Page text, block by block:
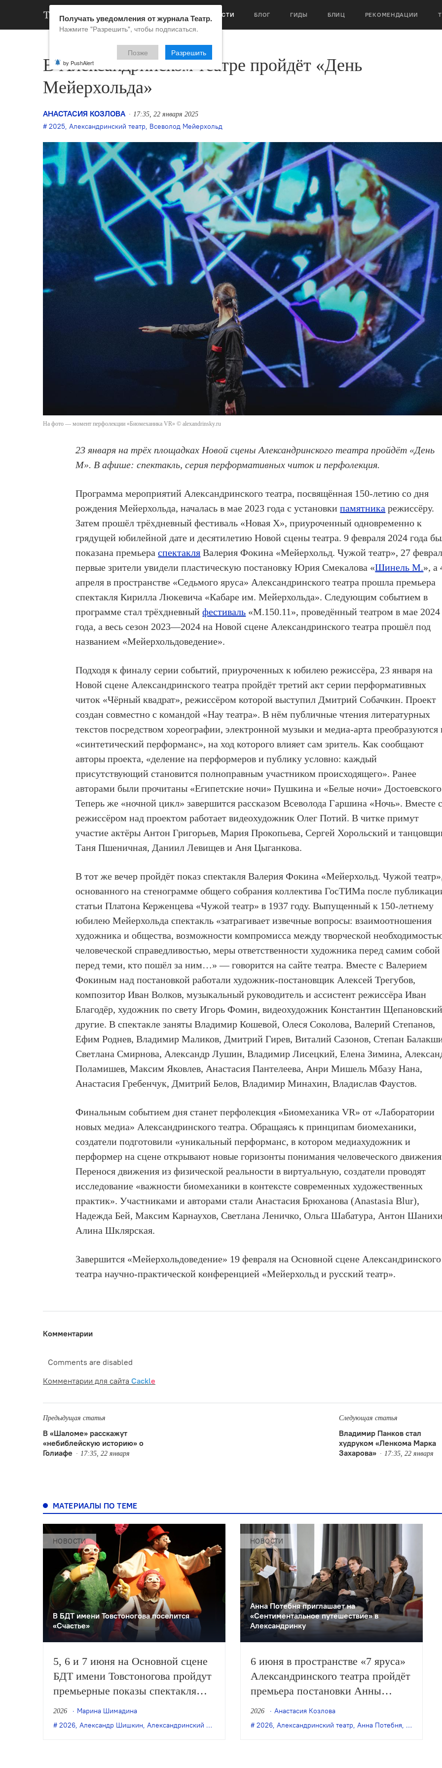
НОВОСТИ БЛОГ ГИДЫ БЛИЦ РЕКОМЕНДАЦИИ
В Александринском театре пройдёт «День
Мейерхольда»
АНАСТАСИЯ КОЗЛОВА 17:35, 22 января 2025
2025, Александринский театр, Всеволод Мейерхольд
На фото — момент перфолекции «Биомеханика VR» © alexandrinsky.ru
23 января на трёх площадках Новой сцены Александринского театра пройдëт «День
М». В афише: спектакль, серия перформативных читок и перфолекция.
Программа мероприятий Александринского театра, посвящённая 150-летию со дня
рождения Мейерхольда, началась в мае 2023 года с установкипамятника режиссёру.
Затем прошёл трёхдневный фестиваль «Новая Х», приуроченный одновременно к
грядущей юбилейной дате и десятилетию Новой сцены театра. 9 февраля 2024 года
показана премьераспектакля Валерия Фокина «Мейерхольд. Чужой театр», 27
первые зрители увидели пластическую постановку Юрия Смекалова «Шинель М.», а
апреля в пространстве «Седьмого яруса» Александринского театра прошла премьера
спектакля Кирилла Люкевича «Кабаре им. Мейерхольда». Следующим событием в
программе стал трёхдневныйфестиваль «М.150.11», проведённый театром в мае 2024
года, а весь сезон 2023—2024 на Новой сцене Александринского театра прошёл под
названием «Мейерхольдоведение».
Подходя к финалу серии событий, приуроченных к юбилею режиссёра, 23 января на
Новой сцене Александринского театра пройдёт третий акт серии перформативных
читок «Чёрный квадрат», режиссёром которой выступил Дмитрий Собачкин. Проект
создан совместно с командой «Нау театра». В нём публичные чтения литературных
текстов посредством хореографии, электронной музыки и медиа-арта преобразуются
«синтетический перформанс», на ход которого влияет сам зритель. Как сообщают
авторы проекта, «деление на перформеров и публику условно: каждый
присутствующий становится полноправным участником происходящего». Ранее
авторами были прочитаны «Египетские ночи» Пушкина и «Белые ночи»
Теперь же «ночной цикл» завершится рассказом Всеволода Гаршина «Ночь». Вместе с
режиссёром над проектом работает видеохудожник Олег Потий. В читке примут
участие актёры Антон Григорьев, Мария Прокопьева, Сергей Хорольский и
Таня Пшеничная, Даниил Левищев и Аня Цыганкова.
В тот же вечер пройдёт показ спектакля Валерия Фокина «Мейерхольд. Чужой
основанного на стенограмме общего собрания коллектива ГосТИМа после
статьи Платона Керженцева «Чужой театр» в 1937 году. Выпущенный к 150-летнему
юбилею Мейерхольда спектакль «затрагивает извечные вопросы: взаимоотношения
художника и общества, возможности компромисса между творческой
человеческой справедливостью, меры ответственности художника перед самим собой
перед теми, кто пошёл за ним…» — говорится на сайте театра. Вместе с Валерием
Фокиным над постановкой работали художник-постановщик Алексей Трегубов,
композитор Иван Волков, музыкальный руководитель и ассистент режиссёра Иван
Благодёр, художник по свету Игорь Фомин, видеохудожник Константин
другие. В спектакле заняты Владимир Кошевой, Олеся Соколова, Валерий Степанов,
Ефим Роднев, Владимир Маликов, Дмитрий Гирев, Виталий Сазонов, Степан
Светлана Смирнова, Александр Лушин, Владимир Лисецкий, Елена Зимина,
Поламишев, Максим Яковлев, Анастасия Пантелеева, Анри Мишель Мбазу Нана,
Анастасия Гребенчук, Дмитрий Белов, Владимир Минахин, Владислав Фаустов.
Финальным событием дня станет перфолекция «Биомеханика VR» от «Лаборатории
новых медиа» Александринского театра. Обращаясь к принципам биомеханики,
создатели подготовили «уникальный перформанс, в котором медиахудожник и
перформер на сцене открывают новые горизонты понимания человеческого
Перенося движения из физической реальности в виртуальную, создатели проводят
исследование «важности биомеханики в контексте современных художественных
практик». Участниками и авторами стали Анастасия Брюханова (Anastasia Blur),
Надежда Бей, Максим Карнаухов, Светлана Леничко, Ольга Шабатура, Антон
Алина Шклярская.
Завершится «Мейерхольдоведение» 19 февраля на Основной сцене Александринского
театра научно-практической конференцией «Мейерхольд и русский театр».
Комментарии
Comments are disabled
Комментарии для сайта Cackle
Предыдущая статья
В «Шаломе» расскажут
«небиблейскую историю» о
Голиафе
17:35, 22 января
Следующая статья
Владимир Панков стал
худруком «Ленкома Марка
Захарова»
17:35, 22 января
МАТЕРИАЛЫ ПО ТЕМЕ
НОВОСТИ
В БДТ имени Товстоногова поселится
«Счастье»
5, 6 и 7 июня на Основной сцене
БДТ имени Товстоногова пройдут
премьерные показы спектакля
«Счастье» – новой версии
постановки 2011 года, созданной
2026
Марина Шимадина
2026, Александр Шишкин, Александринский театр Андрей Могучий,БДТ им. Г. А. Товстоногова, Лиза Дороничева
НОВОСТИ
Анна Потебня приглашает на
«Сентиментальное путешествие» в
Александринку
6 июня в пространстве «7 яруса»
Александринского театра пройдёт
премьера постановки Анны
Потебни «Сентиментальное
путешествие». Оригинальную
2026
Анастасия Козлова
2026, Александринский театр, Анна Потебня, Артём
Получать уведомления от журнала Театр.
Нажмите "Разрешить", чтобы подписаться.
Позже Разрешить
by PushAlert